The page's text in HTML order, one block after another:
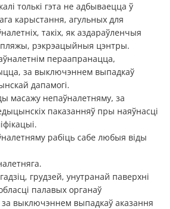
толькі гэта не адбываецца ў
карыстання, агульных для
такіх, як аздараўленчыя
рэкрэацыйныя цэнтры.
пераапранацца,
за выключэннем выпадкаў
дапамогі.
масажу непаўналетняму, за
паказанняў пры наяўнасці
рабіць сабе любыя віды
грудзей, унутранай паверхні
палавых органаў
за выключэннем выпадкаў аказання